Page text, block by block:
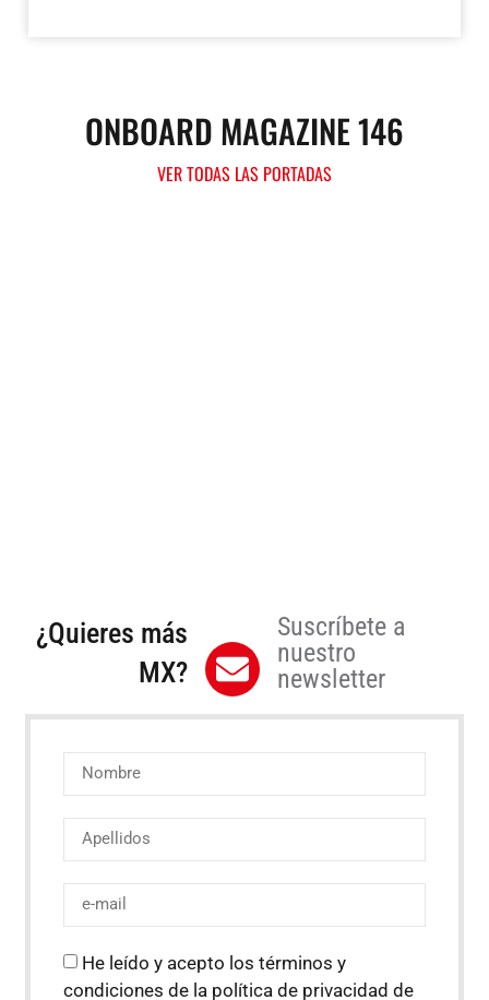
ONBOARD MAGAZINE 146
VER TODAS LAS PORTADAS
¿Quieres más
MX?
Suscríbete a
nuestro
newsletter
He leído y acepto los términos y
condiciones de la política de privacidad de